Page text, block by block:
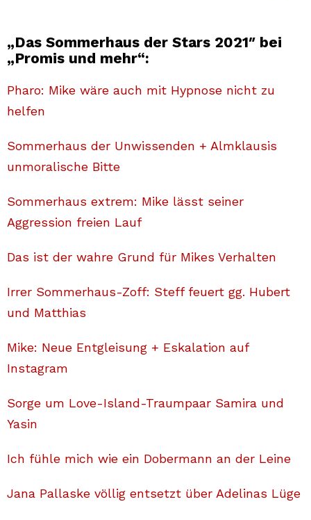
„Das Sommerhaus der Stars 2021″ bei
„Promis und mehr“:
Pharo: Mike wäre auch mit Hypnose nicht zu
helfen
Sommerhaus der Unwissenden + Almklausis
unmoralische Bitte
Sommerhaus extrem: Mike lässt seiner
Aggression freien Lauf
Das ist der wahre Grund für Mikes Verhalten
Irrer Sommerhaus-Zoff: Steff feuert gg. Hubert
und Matthias
Mike: Neue Entgleisung + Eskalation auf
Instagram
Sorge um Love-Island-Traumpaar Samira und
Yasin
Ich fühle mich wie ein Dobermann an der Leine
Jana Pallaske völlig entsetzt über Adelinas Lüge